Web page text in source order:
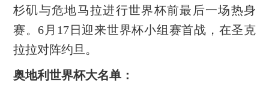
杉矶与危地马拉进行世界杯前最后一场热身
赛。6月17日迎来世界杯小组赛首战，在圣克
拉拉对阵约旦。
奥地利世界杯大名单：